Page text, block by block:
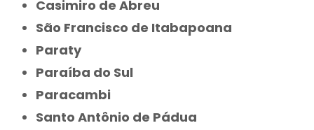
Casimiro de Abreu
São Francisco de Itabapoana
Paraty
Paraíba do Sul
Paracambi
Santo Antônio de Pádua